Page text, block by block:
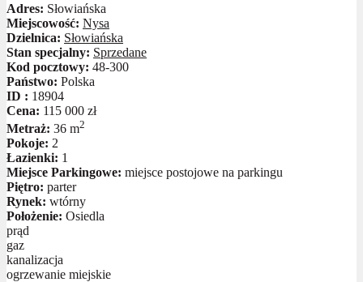
Adres: Słowiańska
Miejscowość: Nysa
Dzielnica: Słowiańska
Stan specjalny: Sprzedane
Kod pocztowy: 48-300
Państwo: Polska
ID : 18904
Cena: 115 000 zł
Metraż: 36 m2
Pokoje: 2
Łazienki: 1
Miejsce Parkingowe: miejsce postojowe na parkingu
Piętro: parter
Rynek: wtórny
Położenie: Osiedla
prąd
gaz
kanalizacja
ogrzewanie miejskie